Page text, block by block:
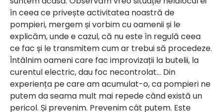
în ceea ce privește activitatea noastră de
pompieri, mergem și vorbim cu oamenii și le
explicăm, unde e cazul, că nu este în regulă ceea
ce fac și le transmitem cum ar trebui să procedeze.
Întâlnim oameni care fac improvizații la butelii, la
curentul electric, dau foc necontrolat… Din
experiența pe care am acumulat-o, ca pompieri ne
putem da seama mult mai repede când există un
pericol. Și prevenim. Prevenim cât putem. Este